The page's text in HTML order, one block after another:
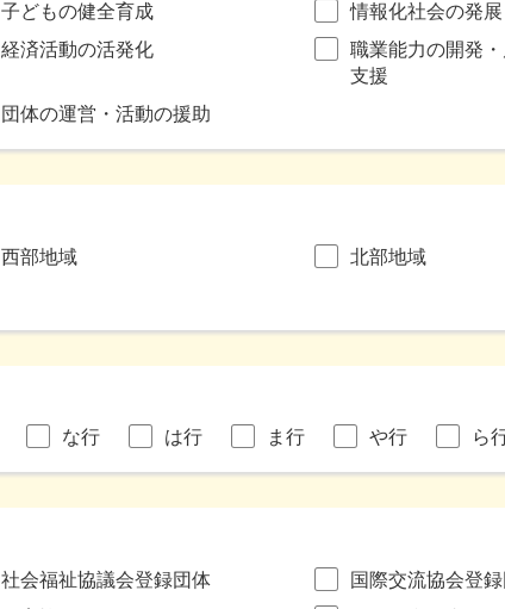
子どもの健全育成
情報化社会の発展
経済活動の活発化
職業能力の開発
支援
団体の運営・活動の援助
西部地域
北部地域
な行 は行 ま行 や行 ら
社会福祉協議会登録団体
国際交流協会登